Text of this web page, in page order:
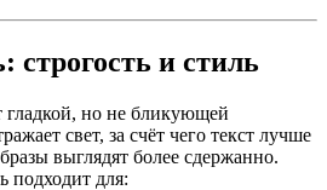
строгость и стиль
гладкой, но не бликующей
свет, за счёт чего текст лучше
выглядят более сдержанно.
подходит для: